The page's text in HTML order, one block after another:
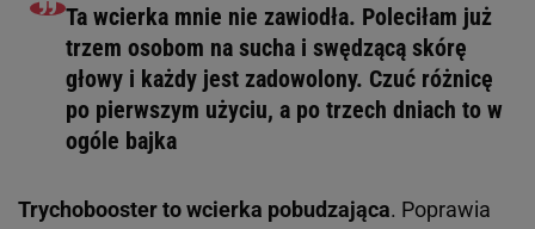
Ta wcierka mnie nie zawiodła. Poleciłam już
trzem osobom na sucha i swędzącą skórę
głowy i każdy jest zadowolony. Czuć różnicę
po pierwszym użyciu, a po trzech dniach to w
ogóle bajka
Trychobooster to wcierka pobudzająca. Poprawia